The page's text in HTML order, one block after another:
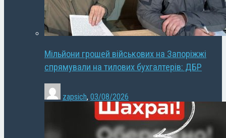
Мільйони грошей військових на Запоріжжі
спрямували на тилових бухгалтерів: ДБР
zapsich, 03/08/2026